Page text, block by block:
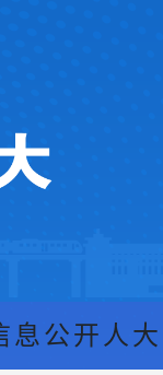
息公开 人